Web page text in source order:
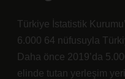
Türkiye İstatistik
6.000 64 nüfusuyla
Daha önce 2019’da
elinde tutan yerleşim